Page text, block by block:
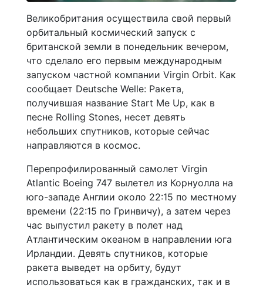
Великобритания осуществила свой первый
орбитальный космический запуск с
британской земли в понедельник вечером,
что сделало его первым международным
запуском частной компании Virgin Orbit. Как
сообщает Deutsche Welle: Ракета,
получившая название Start Me Up, как в
песне Rolling Stones, несет девять
небольших спутников, которые сейчас
направляются в космос.
Перепрофилированный самолет Virgin
Atlantic Boeing 747 вылетел из Корнуолла на
юго-западе Англии около 22:15 по местному
времени (22:15 по Гринвичу), а затем через
час выпустил ракету в полет над
Атлантическим океаном в направлении юга
Ирландии. Девять спутников, которые
ракета выведет на орбиту, будут
использоваться как в гражданских, так и в